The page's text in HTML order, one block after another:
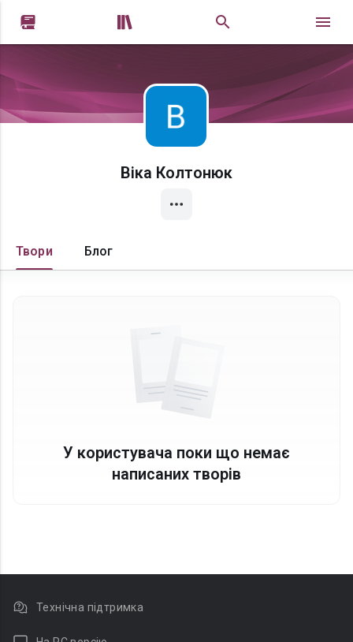
 
Віка Колтонюк
Твори Блог
У користувача поки що немає
написаних творів
Технічна підтримка